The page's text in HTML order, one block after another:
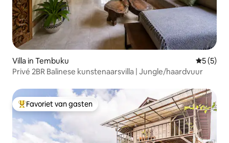
Villa in Tembuku
5 (5)
Privé 2BR Balinese kunstenaarsvilla | Jungle/haardvuur
Topfavoriet van gasten
Favoriet van gasten